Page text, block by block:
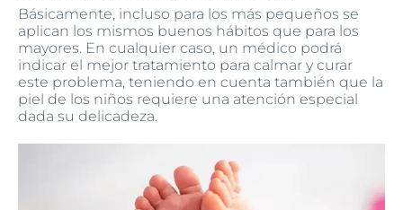
Básicamente, incluso para los más pequeños se
aplican los mismos buenos hábitos que para los
mayores. En cualquier caso, un médico podrá
indicar el mejor tratamiento para calmar y curar
este problema, teniendo en cuenta también que la
piel de los niños requiere una atención especial
dada su delicadeza.